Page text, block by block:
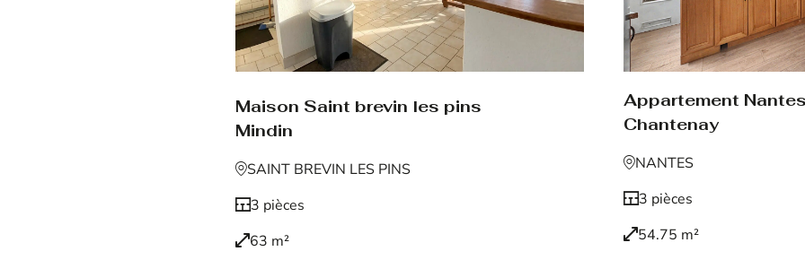
Maison Saint brevin les pins
Mindin
SAINT BREVIN LES PINS
3 pièces
63 m²
Appartement
Chantenay
NANTES
3 pièces
54.75 m²